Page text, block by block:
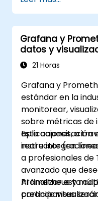
Configurar
métricas de
Aprovechar
integraciones
escalar el
Grafana y
datos y
21 Horas
Grafana y
estándar en la
monitorear,
sobre métricas de
aplicaciones, a
real e
Esta capacitación
instructor (en
a profesionales de
avanzado que
Prometheus y
creando
Al finalizar esta
participantes